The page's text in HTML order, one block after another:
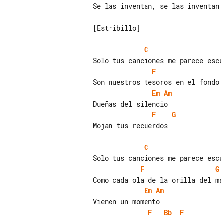
Se las inventan, se las inventan
[Estribillo]
C
F
Em Am
F
G
Mojan tus recuerdos
C
F
G
Em Am
F
Bb
F